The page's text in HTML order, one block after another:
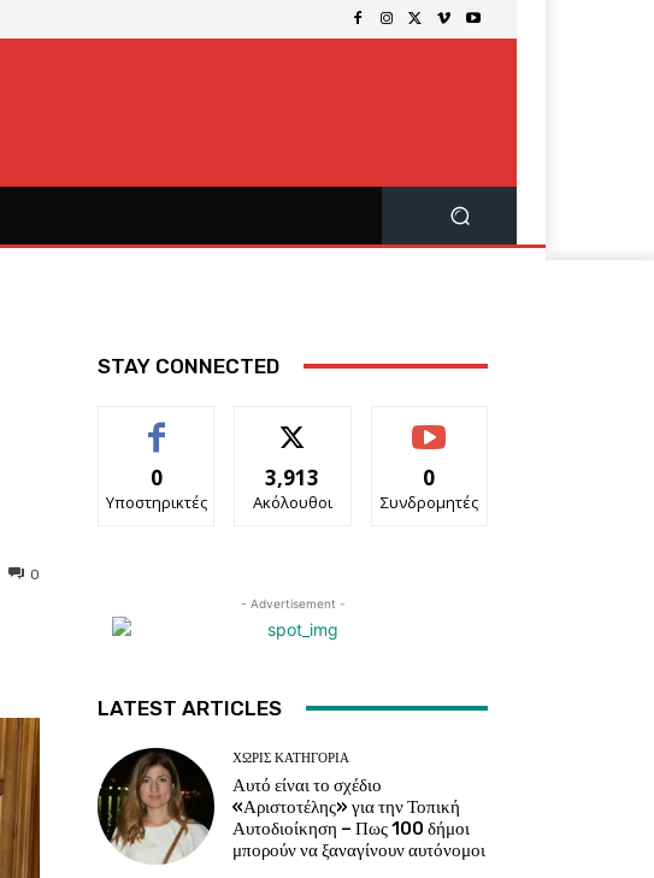
0
STAY CONNECTED
0
Υποστηρικτές
3,913
Ακόλουθοι
0
Συνδρομητές
- Advertisement -
LATEST ARTICLES
ΧΩΡΊΣ ΚΑΤΗΓΟΡΊΑ
Αυτό είναι το σχέδιο
«Αριστοτέλης» για την Τοπική
Αυτοδιοίκηση – Πως 100 δήμοι
μπορούν να ξαναγίνουν αυτόνομοι